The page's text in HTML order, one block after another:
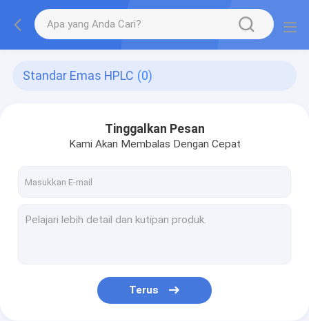
Standar Emas HPLC (0)
Tinggalkan Pesan
Kami Akan Membalas Dengan Cepat
Terus